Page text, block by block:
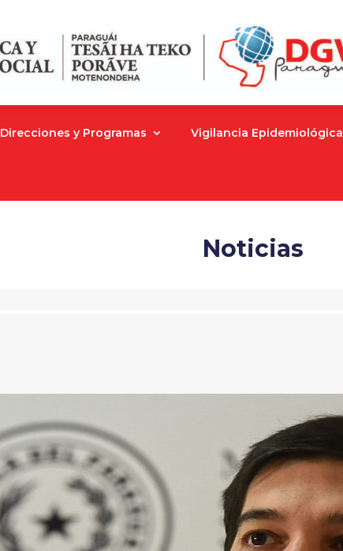
Direcciones y Programas Vigilancia Epidemiológica
Noticias